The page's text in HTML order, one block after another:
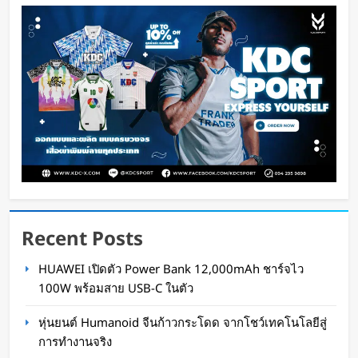
เทคโนโลยีสู่การทำงานจริง
Oat Content 1 วัน ago
สตาร์ทอัพรัฐออริกอนพัฒนา AI Data Center ลอย
น้ำ ใช้พลังงานจากคลื่นทะเลผลิตไฟฟ้า และใช้น้ำ
Oat Content
Recent Posts
HUAWEI เปิดตัว Power Bank 12,000mAh ชาร์จไว
100W พร้อมสาย USB-C ในตัว
หุ่นยนต์ Humanoid จีนก้าวกระโดด จากโชว์เทคโนโลยีสู่
การทำงานจริง